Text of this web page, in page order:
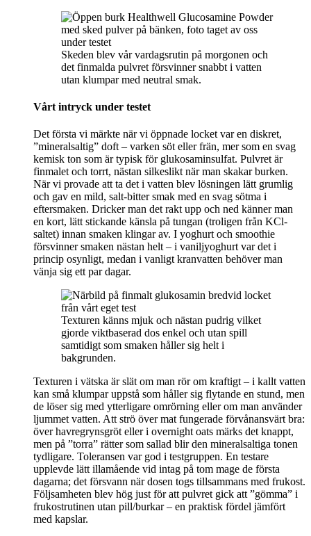
Skeden blev vår vardagsrutin på morgonen och
det finmalda pulvret försvinner snabbt i vatten
utan klumpar med neutral smak.
Vårt intryck under testet
Det första vi märkte när vi öppnade locket var en diskret,
”mineralsaltig” doft – varken söt eller frän, mer som en svag
kemisk ton som är typisk för glukosaminsulfat. Pulvret är
finmalet och torrt, nästan silkeslikt när man skakar burken.
När vi provade att ta det i vatten blev lösningen lätt grumlig
och gav en mild, salt-bitter smak med en svag sötma i
eftersmaken. Dricker man det rakt upp och ned känner man
en kort, lätt stickande känsla på tungan (troligen från KCl-
saltet) innan smaken klingar av. I yoghurt och smoothie
försvinner smaken nästan helt – i vaniljyoghurt var det i
princip osynligt, medan i vanligt kranvatten behöver man
vänja sig ett par dagar.
Texturen känns mjuk och nästan pudrig vilket
gjorde viktbaserad dos enkel och utan spill
samtidigt som smaken håller sig helt i
bakgrunden.
Texturen i vätska är slät om man rör om kraftigt – i kallt vatten
kan små klumpar uppstå som håller sig flytande en stund, men
de löser sig med ytterligare omrörning eller om man använder
ljummet vatten. Att strö över mat fungerade förvånansvärt bra:
över havregrynsgröt eller i overnight oats märks det knappt,
men på ”torra” rätter som sallad blir den mineralsaltiga tonen
tydligare. Toleransen var god i testgruppen. En testare
upplevde lätt illamående vid intag på tom mage de första
dagarna; det försvann när dosen togs tillsammans med frukost.
Följsamheten blev hög just för att pulvret gick att ”gömma” i
frukostrutinen utan pill/burkar – en praktisk fördel jämfört
med kapslar.